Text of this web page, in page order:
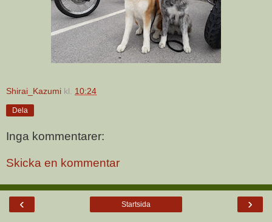
Shirai_Kazumi kl. 10:24
Dela
Inga kommentarer:
Skicka en kommentar
‹ ›
Startsida